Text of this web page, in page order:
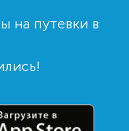
на путевки в